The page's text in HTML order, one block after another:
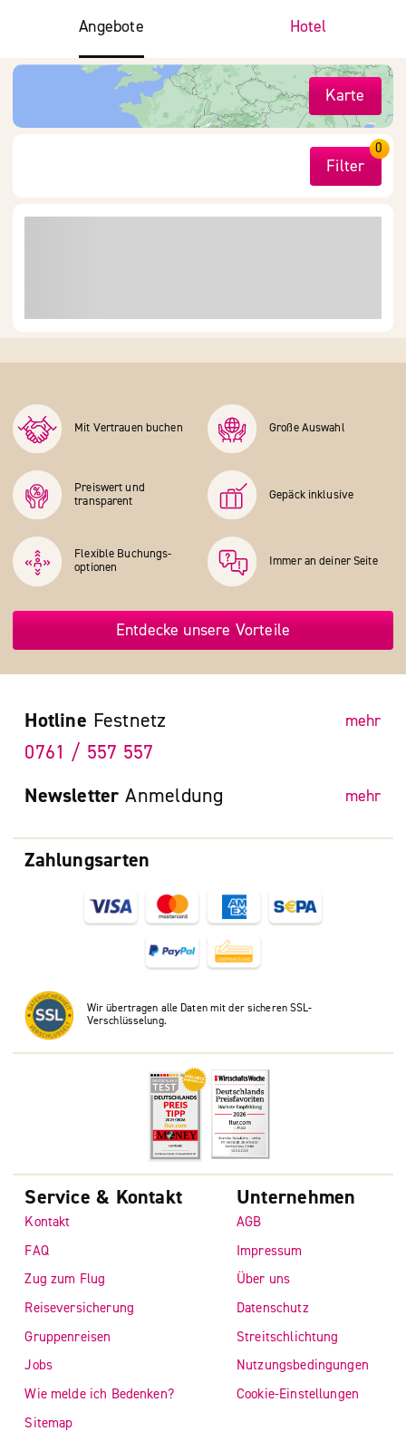
Angebote Hotel
Karte
Filter
0
Mit Vertrauen buchen Große Auswahl
Preiswert und
transparent
Gepäck inklusive
Flexible Buchungs­
optionen
Immer an deiner Seite
Entdecke unsere Vorteile
Zahlungsarten
Wir übertragen alle Daten mit der sicheren SSL-
Verschlüsselung.
Hotline Festnetz mehr
0761 / 557 557
Newsletter Anmeldung mehr
Service & Kontakt
Kontakt
FAQ
Zug zum Flug
Reiseversicherung
Gruppenreisen
Jobs
Wie melde ich Bedenken?
Sitemap
Unternehmen
AGB
Impressum
Über uns
Datenschutz
Streitschlichtung
Nutzungsbedingungen
Cookie-Einstellungen